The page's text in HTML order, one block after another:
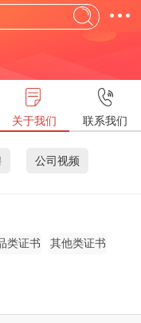
关于我们 联系我们
公司视频
类证书 其他类证书